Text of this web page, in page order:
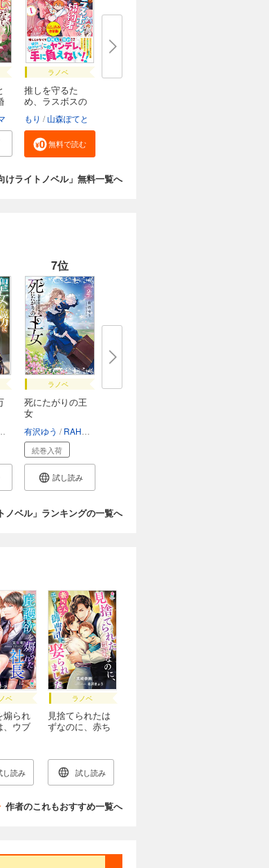
ラノベ
推しを守るた
め、ラスボスの
もり 山森ぽてと
無料で読む
けライトノベル」無料一覧へ
7位
ラノベ
死にたがりの王
女
有沢ゆう RAHWIA
続巻入荷
試し読み
ノベル」ランキングの一覧へ
ベ
煽られ
、ウブ
し読み
ラノベ
見捨てられたは
ずなのに、赤ち
れました
試し読み
作者のこれもおすすめ一覧へ